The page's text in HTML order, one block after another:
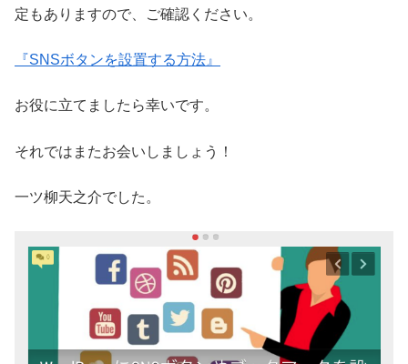
定もありますので、ご確認ください。
『SNSボタンを設置する方法』
お役に立てましたら幸いです。
それではまたお会いしましょう！
一ツ柳天之介でした。